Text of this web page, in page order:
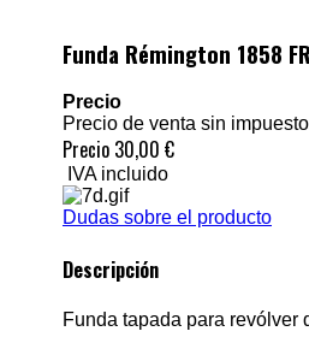
Funda Rémington 1858
Precio
Precio de venta sin
Precio 30,00 €
IVA incluido
Dudas sobre el producto
Descripción
Funda tapada para revólver